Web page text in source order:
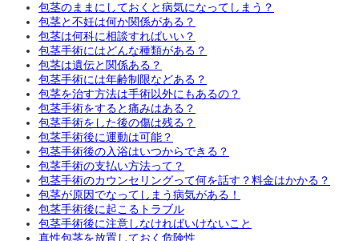
包茎のままにしておくと病気になってしまう？
包茎と不妊は何か関係がある？
包茎は何科に相談すればいい？
包茎手術にはどんな種類がある？
包茎は遺伝と関係ある？
包茎手術には年齢制限などある？
包茎を治す方法は手術以外にもあるの？
包茎手術をすると痛みはある？
包茎手術をした後の傷は残る？
包茎手術後に運動は可能？
包茎手術後の入浴はいつからできる？
包茎手術の支払い方法って？
包茎手術のカウンセリングって何を話す？料金はかかる？
包茎が原因でなってしまう病気がある！
包茎手術後に起こるトラブル
包茎手術後に注意しなければいけないこと
真性包茎を放置しておく危険性